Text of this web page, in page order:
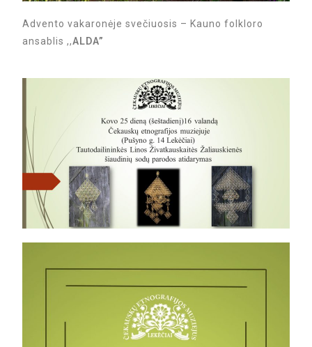
Advento vakaronėje svečiuosis – Kauno folkloro
ansablis ,,ALDA”